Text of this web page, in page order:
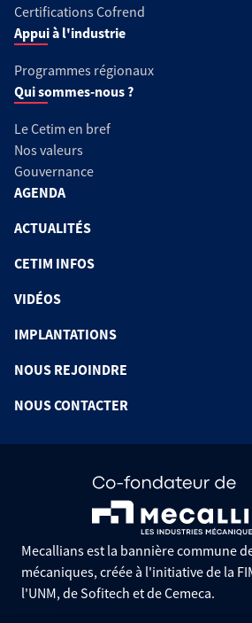
Certifications Cofrend
Appui à l'industrie
Programmes régionaux
Qui sommes-nous ?
Le Cetim en bref
Nos valeurs
Gouvernance
AGENDA
ACTUALITÉS
CETIM INFOS
VIDÉOS
IMPLANTATIONS
NOUS REJOINDRE
NOUS CONTACTER
Mecallians est la bannière commune
mécaniques, créée à l'initiative de la
l'UNM, de Sofitech et de Cemeca.